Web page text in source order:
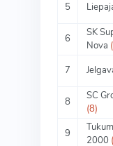
5
6
SK
Nova
7
8
SC
(8)
9
2000